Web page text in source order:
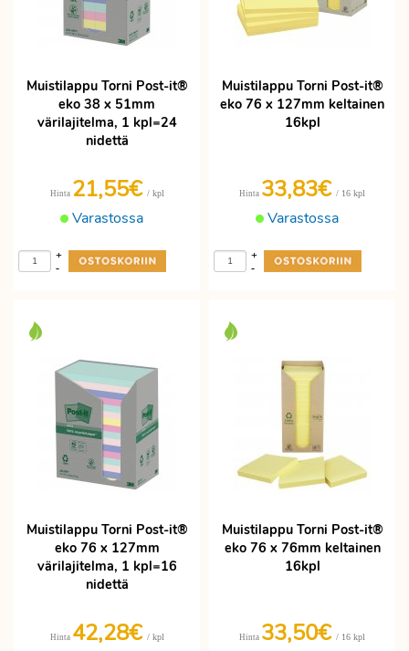
Muistilappu Torni Post-it®
eko 38 x 51mm
värilajitelma, 1 kpl=24
nidettä
Varastossa
Hinta 21,55€ / kpl
-
+
Muistilappu Torni Post-it®
eko 76 x 127mm keltainen
16kpl
Varastossa
Hinta 33,83€ / 16 kpl
-
+
Muistilappu Torni Post-it®
eko 76 x 127mm
värilajitelma, 1 kpl=16
nidettä
Hinta 42,28€ / kpl
Muistilappu Torni Post-it®
eko 76 x 76mm keltainen
16kpl
Hinta 33,50€ / 16 kpl